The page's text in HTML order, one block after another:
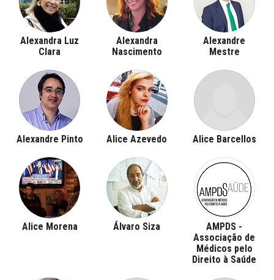
Alexandra Luz
Clara
Alexandra
Nascimento
Alexandre
Mestre
Alexandre Pinto Alice Azevedo Alice Barcellos
Alice Morena Álvaro Siza
AMPDS -
Associação de
Médicos pelo
Direito à Saúde